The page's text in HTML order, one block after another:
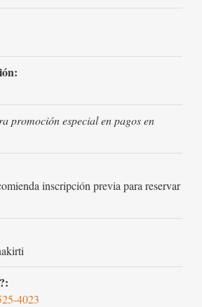
promoción especial en pagos en
inscripción previa para reservar
4023